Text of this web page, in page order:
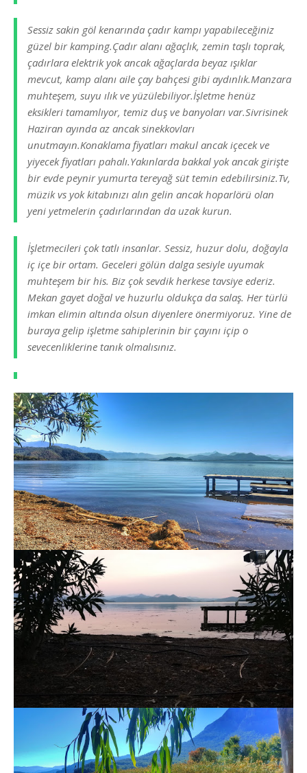
Sessiz sakin göl kenarında çadır kampı yapabileceğiniz
güzel bir kamping.Çadır alanı ağaçlık, zemin taşlı toprak,
çadırlara elektrik yok ancak ağaçlarda beyaz ışıklar
mevcut, kamp alanı aile çay bahçesi gibi aydınlık.Manzara
muhteşem, suyu ılık ve yüzülebiliyor.İşletme henüz
eksikleri tamamlıyor, temiz duş ve banyoları var.Sivrisinek
Haziran ayında az ancak sinekkovları
unutmayın.Konaklama fiyatları makul ancak içecek ve
yiyecek fiyatları pahalı.Yakınlarda bakkal yok ancak girişte
bir evde peynir yumurta tereyağ süt temin edebilirsiniz.Tv,
müzik vs yok kitabınızı alın gelin ancak hoparlörü olan
yeni yetmelerin çadırlarından da uzak kurun.
İşletmecileri çok tatlı insanlar. Sessiz, huzur dolu, doğayla
iç içe bir ortam. Geceleri gölün dalga sesiyle uyumak
muhteşem bir his. Biz çok sevdik herkese tavsiye ederiz.
Mekan gayet doğal ve huzurlu oldukça da salaş. Her türlü
imkan elimin altında olsun diyenlere önermiyoruz. Yine de
buraya gelip işletme sahiplerinin bir çayını içip o
sevecenliklerine tanık olmalısınız.